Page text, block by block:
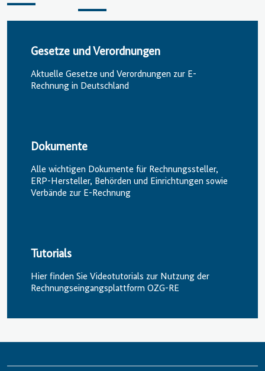
Gesetze und Verordnungen
Aktuelle Gesetze und Verordnungen zur E-
Rechnung in Deutschland
Dokumente
Alle wichtigen Dokumente für Rechnungssteller,
ERP-Hersteller, Behörden und Einrichtungen sowie
Verbände zur E-Rechnung
Tutorials
Hier finden Sie Videotutorials zur Nutzung der
Rechnungs­eingangs­plattform OZG-RE